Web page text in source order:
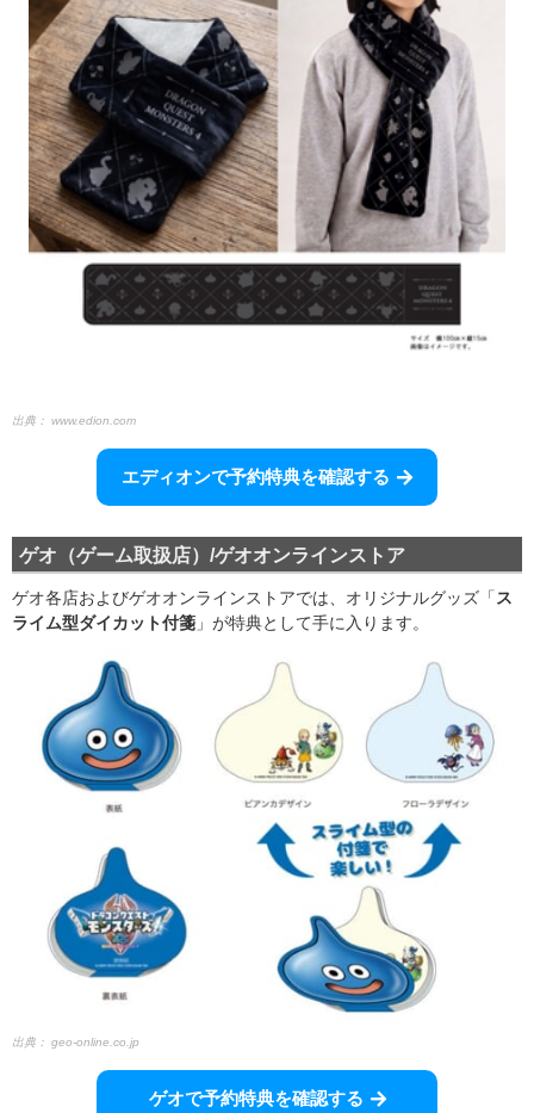
出典： www.edion.com
エディオンで予約特典を確認する
ゲオ（ゲーム取扱店）/ゲオオンラインストア
ゲオ各店およびゲオオンラインストアでは、オリジナルグッズ「ス
ライム型ダイカット付箋 」が特典として手に入ります。
出典： geo-online.co.jp
ゲオで予約特典を確認する